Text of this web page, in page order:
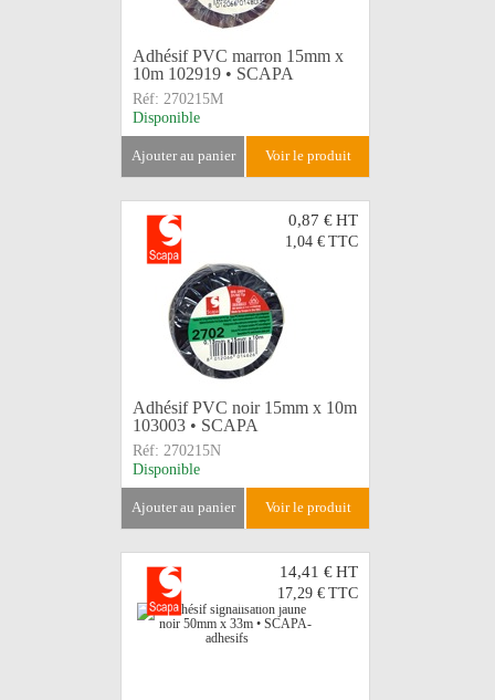
Adhésif PVC marron 15mm x
10m 102919 • SCAPA
Réf: 270215M
Disponible
ajouter au panier voir le produit
0,87 €HT
1,04 € TTC
Adhésif PVC noir 15mm x 10m
103003 • SCAPA
Réf: 270215N
Disponible
ajouter au panier voir le produit
14,41 €HT
17,29 € TTC